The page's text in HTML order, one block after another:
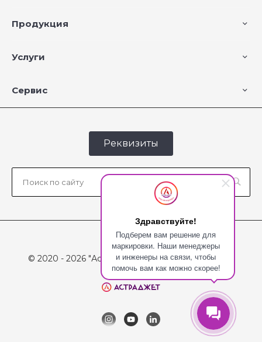
Здравствуйте!
Подберем вам решение для
маркировки. Наши менеджеры
и инженеры на связи, чтобы
помочь вам как можно скорее!
Продукция
Услуги
Сервис
Реквизиты
© 2020 - 2026 "Астраджет", Все права защищены